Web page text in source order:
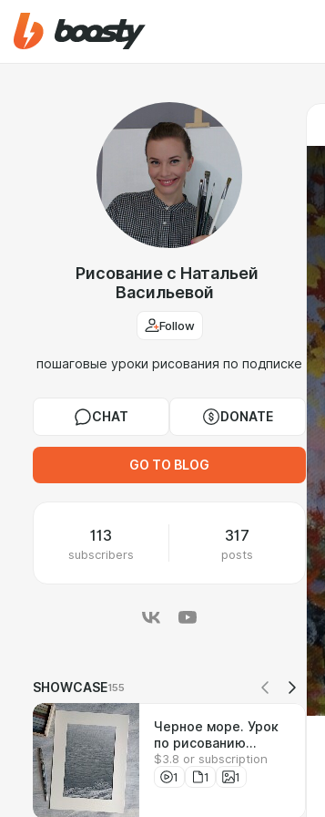
Рисование с Натальей
Васильевой
Follow
пошаговые уроки рисования по подписке
CHAT DONATE
GO TO BLOG
113
subscribers
317
posts
SHOWCASE155
Черное море. Урок
по рисованию
соусом
$3.8 or subscription
1
1 1